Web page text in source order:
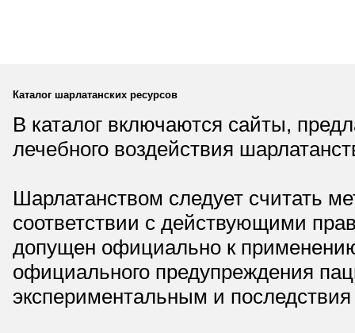
Каталог шарлатанских ресурсов
В каталог включаются сайты,
лечебного воздействия
Шарлатанством следует считать
соответствии с действующими
допущен официально к
официального предупреждения
экспериментальным и